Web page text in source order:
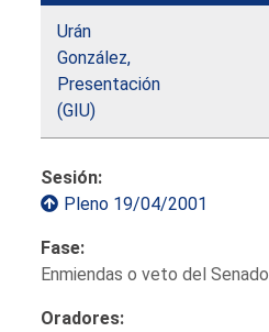
Urán
González,
Presentación
(GIU)
Sesión:
Pleno 19/04/2001
Fase:
Enmiendas o veto del Senado
Oradores: